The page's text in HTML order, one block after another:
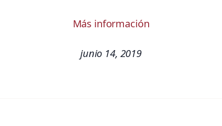
Más información
junio 14, 2019